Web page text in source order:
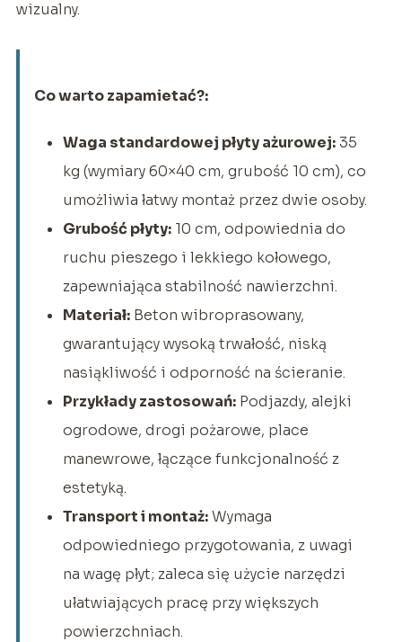
wizualny.
Co warto zapamietać?:
Waga standardowej płyty ażurowej:35
kg (wymiary 60×40 cm, grubość 10 cm), co
umożliwia łatwy montaż przez dwie osoby.
Grubość płyty:10 cm, odpowiednia do
ruchu pieszego i lekkiego kołowego,
zapewniająca stabilność nawierzchni.
Materiał:Beton wibroprasowany,
gwarantujący wysoką trwałość, niską
nasiąkliwość i odporność na ścieranie.
Przykłady zastosowań:Podjazdy, alejki
ogrodowe, drogi pożarowe, place
manewrowe, łączące funkcjonalność z
estetyką.
Transport i montaż:Wymaga
odpowiedniego przygotowania, z uwagi
na wagę płyt; zaleca się użycie narzędzi
ułatwiających pracę przy większych
powierzchniach.